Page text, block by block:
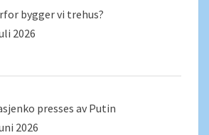
bygger vi trehus?
2026
presses av Putin
2026